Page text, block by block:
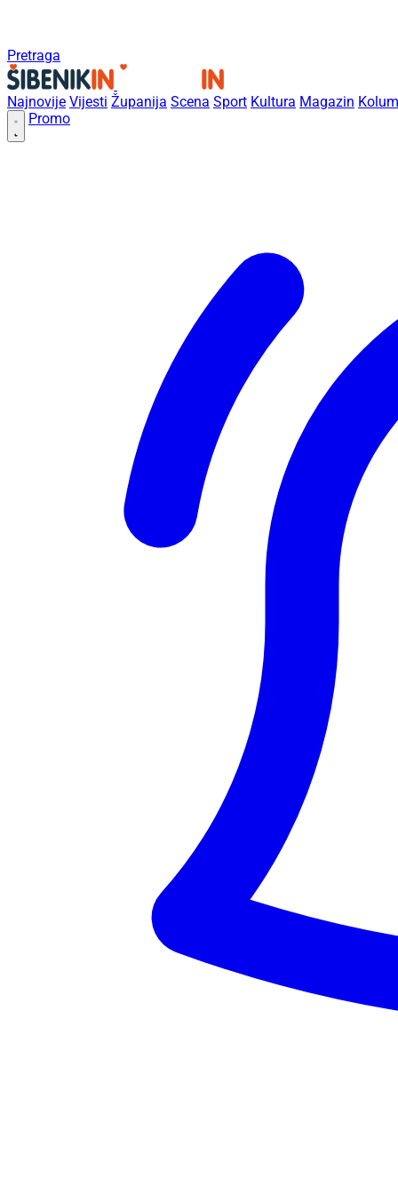
Pretraga
Najnovije Vijesti Županija Scena Sport Kultura Magazin
Promo